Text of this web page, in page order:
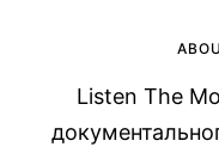
Listen The